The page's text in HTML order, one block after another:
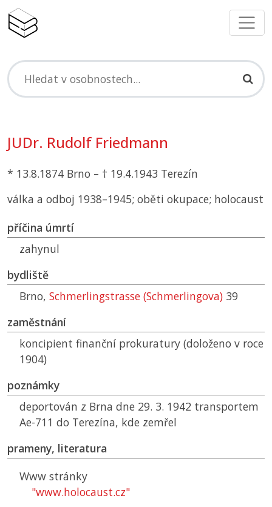
JUDr. Rudolf Friedmann
* 13.8.1874 Brno – † 19.4.1943 Terezín
válka a odboj 1938–1945; oběti okupace; holocaust
příčina úmrtí
zahynul
bydliště
Brno, Schmerlingstrasse (Schmerlingova) 39
zaměstnání
koncipient finanční prokuratury (doloženo v roce
1904)
poznámky
deportován z Brna dne 29. 3. 1942 transportem
Ae-711 do Terezína, kde zemřel
prameny, literatura
Www stránky
"www.holocaust.cz"